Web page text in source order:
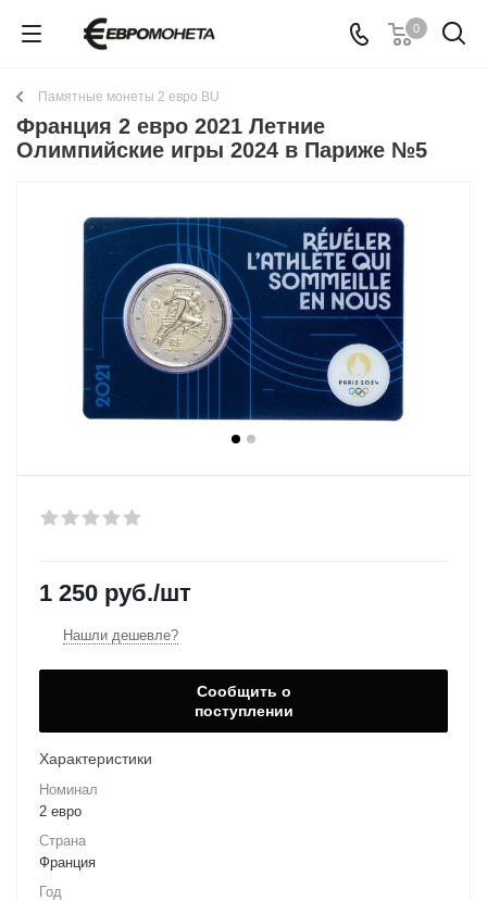
0
Памятные монеты 2 евро BU
Франция 2 евро 2021 Летние
Олимпийские игры 2024 в Париже №5
1 250 руб./шт
Нашли дешевле?
Сообщить о
поступлении
Характеристики
Номинал
2 евро
Страна
Франция
Год